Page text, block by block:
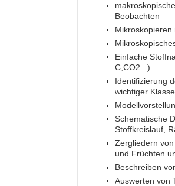
Beobachten
Einfache
C,CO2...)
Identifizierung
wichtiger
Schematische
Stoffkreislauf,
Zergliedern
und Früchten
Beschreiben
Auswerten von